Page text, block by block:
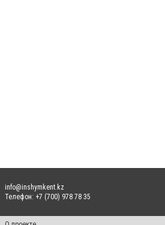
info@inshymkent.kz
Телефон: +7 (700) 978 78 35